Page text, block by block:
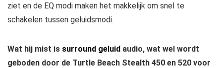
ziet en de EQ modi maken het makkelijk om snel te
schakelen tussen geluidsmodi.
Wat hij mist is surround geluid audio, wat wel wordt
geboden door de Turtle Beach Stealth 450 en 520 voor